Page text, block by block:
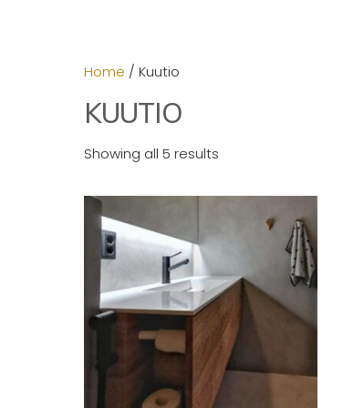
Home / Kuutio
KUUTIO
Showing all 5 results